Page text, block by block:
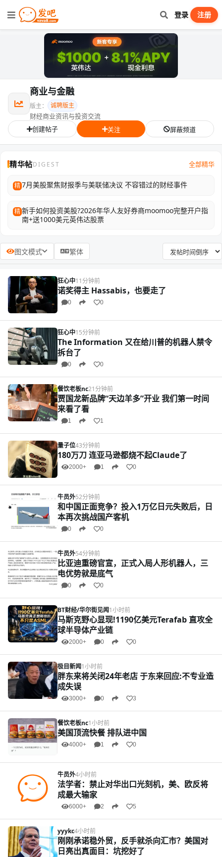
登录 注册
商业与金融
版主： 诚聘版主
财经商业资讯与投资交流
创建帖子
关注 屏蔽频道
精华帖DIGEST 全部精华
精7月美股聚焦财报季与美联储决议 不容错过的财经事件
精新手如何投资美股?2026年华人友好券商moomoo完整开户指
南+送1000美元英伟达股票
图文模式 繁体
狂心中11分钟前
诺奖得主 Hassabis，也要走了
0 0
狂心中15分钟前
The Information 又在给川普的机器人禁令
拆台了
0 0
餐饮老板nc21分钟前
贾国龙新品牌“天边羊多”开业 我们第一时间
来看了看
1 1
量子位43分钟前
180万刀 连亚马逊都烧不起Claude了
2000+ 1 0
牛员外52分钟前
和中国正面竞争？投入1万亿日元失败后，日
本再次挑战国产客机
0 0
牛员外54分钟前
比亚迪重磅官宣，正式入局人形机器人，三
电优势就是底气
0 0
BT财经/华尔街见闻1小时前
马斯克野心显现!1190亿美元Terafab 直攻全
球半导体产业链
2000+ 0 0
极目新闻1小时前
胖东来将关闭24年老店 于东来回应:不专业造
成失误
3000+ 0 3
餐饮老板nc1小时前
美国顶流快餐 排队进中国
4000+ 1 0
牛员外4小时前
法学者：禁止对华出口光刻机，美、欧反将
成最大输家
6000+ 2 5
yyykc4小时前
刚刚承诺稳外贸，反手就杀向汇市？美国对
日亮出真面目：坑挖好了